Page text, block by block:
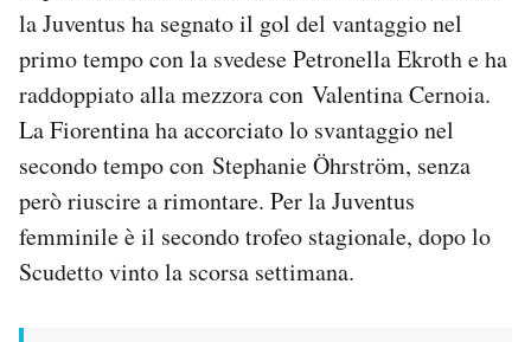
CALENDARIO
AREA PERSONALE
Area Personale
Newsletter
Notifiche mobile
la Juventus ha segnato il gol del vantaggio nel
primo tempo con la svedese Petronella Ekroth e ha
raddoppiato alla mezzora con Valentina Cernoia.
La Fiorentina ha accorciato lo svantaggio nel
secondo tempo con Stephanie Öhrström, senza
però riuscire a rimontare. Per la Juventus
femminile è il secondo trofeo stagionale, dopo lo
Scudetto vinto la scorsa settimana.